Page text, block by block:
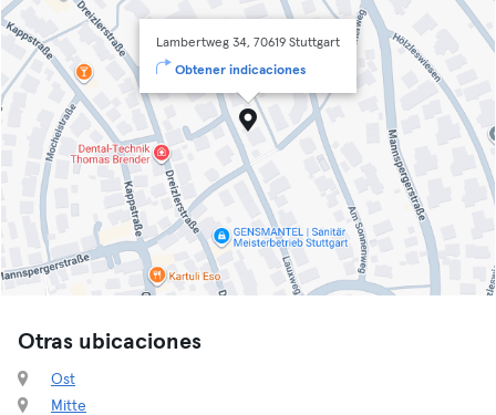
Lambertweg 34, 70619 Stuttgart
Obtener indicaciones
Otras ubicaciones
Ost
Mitte